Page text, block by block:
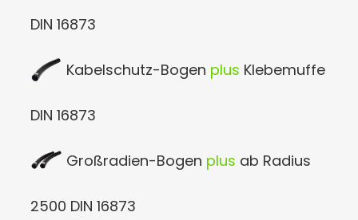
DIN 16873
Kabelschutz-Bogen plus Klebemuffe
DIN 16873
Großradien-Bogen plus ab Radius
2500 DIN 16873